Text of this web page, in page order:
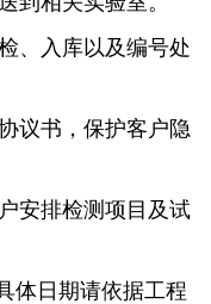
、入库以及编号处
议书，保护客户隐
安排检测项目及试
体日期请依据工程